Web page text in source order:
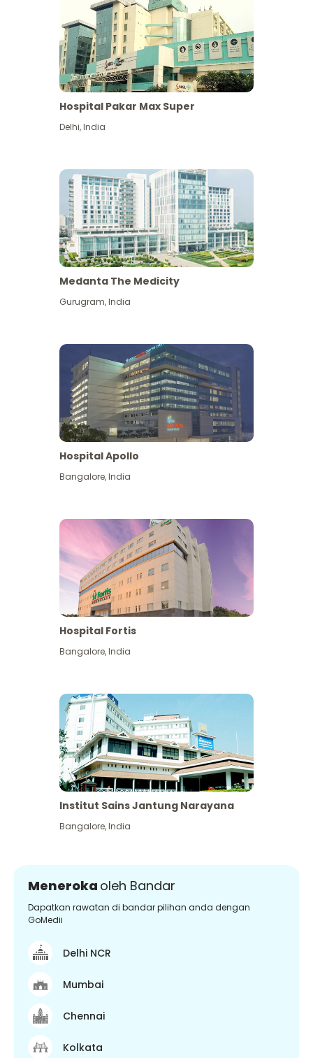
Hospital Pakar Max Super
Delhi,India
Medanta The Medicity
Gurugram,India
Hospital Apollo
Bangalore,India
Hospital Fortis
Bangalore,India
Institut Sains Jantung Narayana
Bangalore,India
Meneroka oleh Bandar
Dapatkan rawatan di bandar pilihan anda dengan
GoMedii
Delhi NCR
Mumbai
Chennai
Kolkata